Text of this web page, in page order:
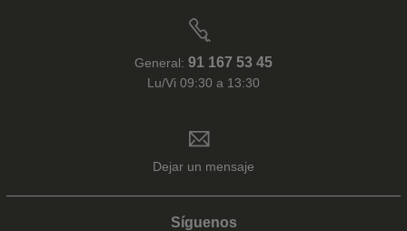
General: 91 167 53 45
Lu/Vi 09:30 a 13:30
Dejar un mensaje
Síguenos